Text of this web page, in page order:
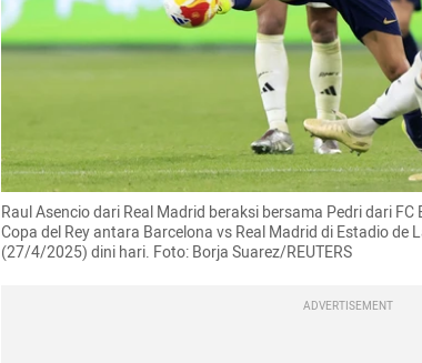
Raul Asencio dari Real Madrid beraksi bersama Pedri dari
Copa del Rey antara Barcelona vs Real Madrid di Estadio de
(27/4/2025) dini hari. Foto: Borja Suarez/REUTERS
ADVERTISEMENT